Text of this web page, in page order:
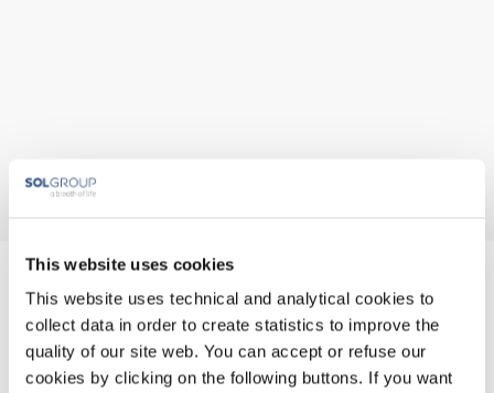
This website uses cookies
This website uses technical and analytical cookies to
collect data in order to create statistics to improve the
quality of our site web. You can accept or refuse our
cookies by clicking on the following buttons. If you want
Irish Oxygen Company
Ltd